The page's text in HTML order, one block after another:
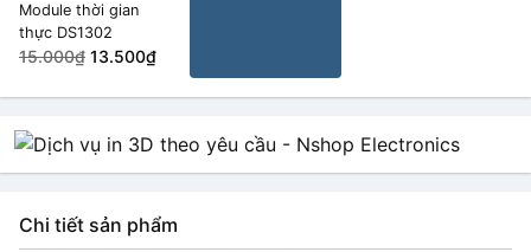
Module thời gian
thực DS1302
15.000₫ 13.500₫
Chi tiết sản phẩm